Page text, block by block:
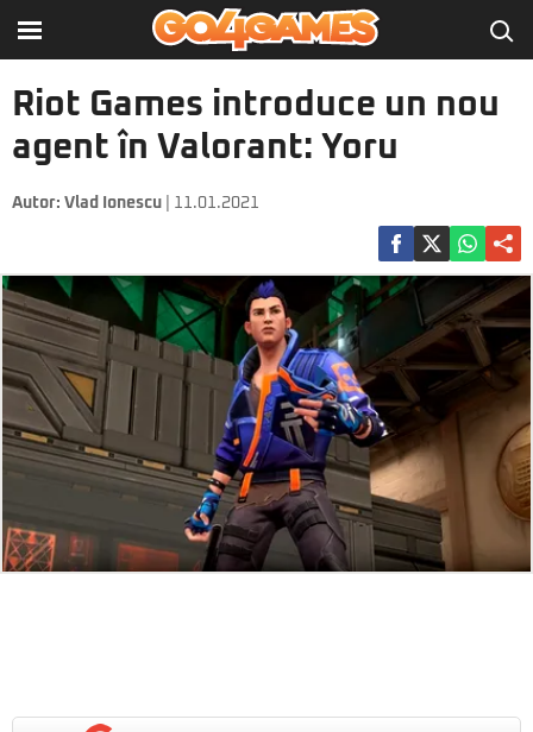
Riot Games introduce un nou
agent în Valorant: Yoru
Autor: Vlad Ionescu | 11.01.2021